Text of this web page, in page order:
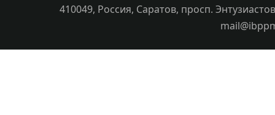
410049, Россия, Саратов, просп.